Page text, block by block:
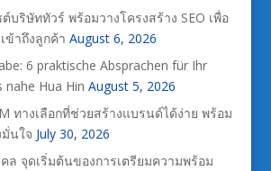
บริษัททัวร์ พร้อมวางโครงสร้าง SEO เพื่อ
ข้าถึงลูกค้า August 6, 2026
6 praktische Absprachen für Ihr
nahe Hua Hin August 5, 2026
ทางเลือกที่ช่วยสร้างแบรนด์ได้ง่าย พร้อม
นใจ July 30, 2026
ล จุดเริ่มต้นของการเตรียมความพร้อม